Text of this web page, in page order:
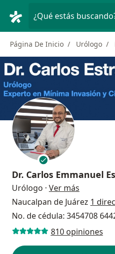
¿Qué estás
Página De Inicio Urólogo
Dr. Carlos Emmanuel
Urólogo · Ver más
Naucalpan de Juárez 1
No. de cédula: 3454708
810 opiniones